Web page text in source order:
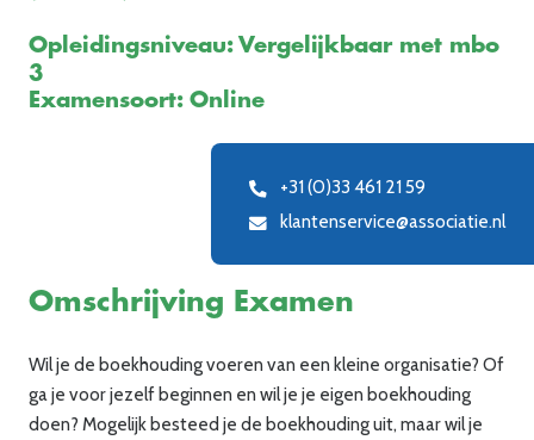
Opleidingsniveau: Vergelijkbaar met mbo
3
Examensoort: Online
+31 (0)33 461 21 59
klantenservice@associatie.nl
Omschrijving Examen
Wilje de boekhouding voeren van een kleine organisatie? Of
gaje voorjezelfbeginnen en wilje je eigen boekhouding
doen? Mogelijkbesteed je de boekhoudinguit, maar wilje